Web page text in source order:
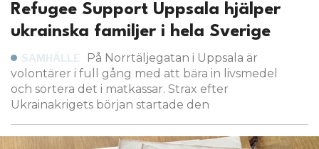
Refugee Support Uppsala hjälper
ukrainska familjer i hela Sverige
SAMHÄLLE
På Norrtäljegatan i Uppsala är
volontärer i full gång med att bära in livsmedel
och sortera det i matkassar. Strax efter
Ukrainakrigets början startade den